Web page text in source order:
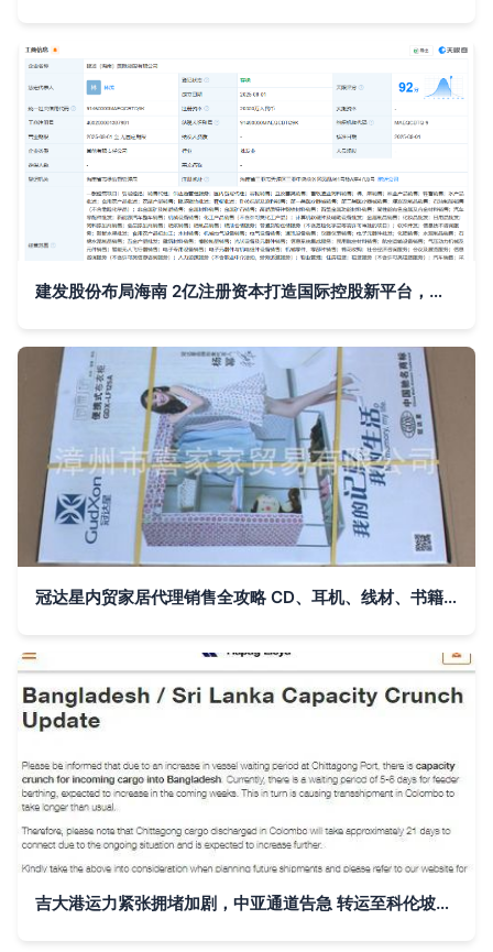
建发股份布局海南 2亿注册资本打造国际控股新平台，激发国内贸易代理新活力
冠达星内贸家居代理销售全攻略 CD、耳机、线材、书籍、杂志与简易组合衣柜的促销组合策略
吉大港运力紧张拥堵加剧，中亚通道告急 转运至科伦坡需21天，替代航线成出口商的未雨绸缪之道